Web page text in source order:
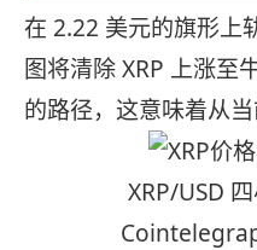
在 2.22 美元的旗形上
图将清除 XRP 上涨至
的路径，这意味着从当
XRP/USD